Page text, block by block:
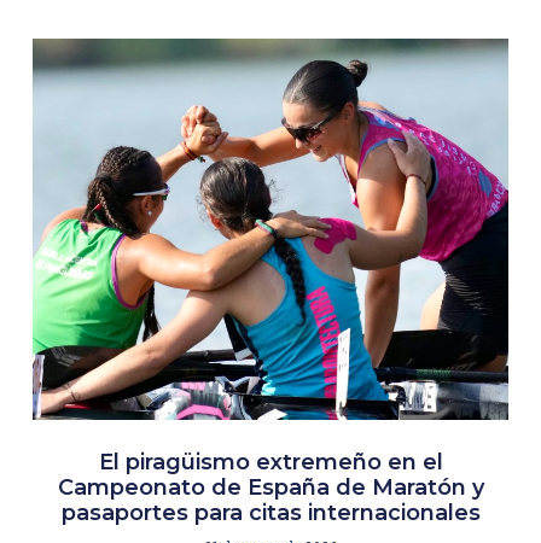
El piragüismo extremeño en el
Campeonato de España de Maratón y
pasaportes para citas internacionales